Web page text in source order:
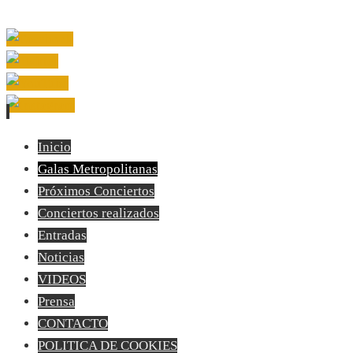
Inicio
Galas Metropolitanas
Próximos Conciertos
Conciertos realizados
Entradas
Noticias
VIDEOS
Prensa
CONTACTO
POLITICA DE COOKIES